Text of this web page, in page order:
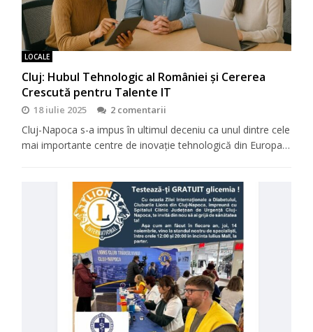
LOCALE
Cluj: Hubul Tehnologic al României și Cererea
Crescută pentru Talente IT
18 iulie 2025 2 comentarii
Cluj-Napoca s-a impus în ultimul deceniu ca unul dintre cele
mai importante centre de inovație tehnologică din Europa…